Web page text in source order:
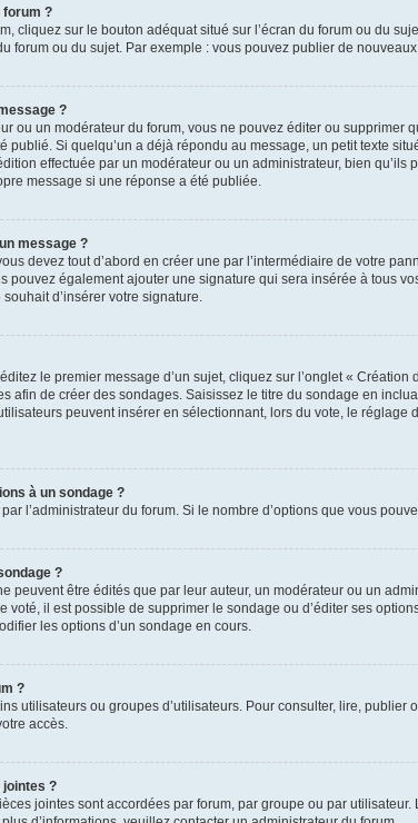
forum ?
cliquez sur le bouton adéquat situé sur l’écran du forum ou du
forum ou du sujet. Par exemple : vous pouvez publier de
?
ou un modérateur du forum, vous ne pouvez éditer ou
Si quelqu’un a déjà répondu au message, un petit texte
effectuée par un modérateur ou un administrateur, bien
message si une réponse a été publiée.
message ?
devez tout d’abord en créer une par l’intermédiaire de votre
pouvez également ajouter une signature qui sera insérée à tous
d’insérer votre signature.
le premier message d’un sujet, cliquez sur l’onglet «
afin de créer des sondages. Saisissez le titre du sondage en
peuvent insérer en sélectionnant, lors du vote, le
à un sondage ?
l’administrateur du forum. Si le nombre d’options que vous
?
peuvent être édités que par leur auteur, un modérateur ou un
voté, il est possible de supprimer le sondage ou d’éditer ses
les options d’un sondage en cours.
?
utilisateurs ou groupes d’utilisateurs. Pour consulter, lire,
accès.
jointes ?
jointes sont accordées par forum, par groupe ou par